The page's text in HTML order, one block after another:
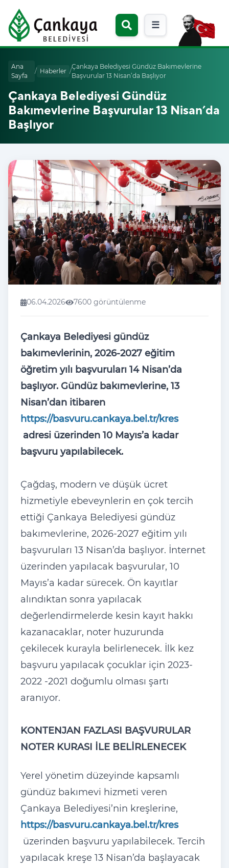
☰
Ana
Sayfa
/ Haberler /
Çankaya Belediyesi Gündüz Bakımevlerine
Başvurular 13 Nisan’da Başlıyor
Çankaya Belediyesi Gündüz
Bakımevlerine Başvurular 13 Nisan’da
Başlıyor
06.04.2026 7600 görüntülenme
Çankaya Belediyesi gündüz
bakımevlerinin, 2026-2027 eğitim
öğretim yılı başvuruları 14 Nisan’da
başlıyor. Gündüz bakımevlerine, 13
Nisan’dan itibaren
https://basvuru.cankaya.bel.tr/kres
adresi üzerinden 10 Mayıs’a kadar
başvuru yapılabilecek.
Çağdaş, modern ve düşük ücret
hizmetiyle ebeveynlerin en çok tercih
ettiği Çankaya Belediyesi gündüz
bakımevlerine, 2026-2027 eğitim yılı
başvuruları 13 Nisan’da başlıyor. İnternet
üzerinden yapılacak başvurular, 10
Mayıs’a kadar sürecek. Ön kayıtlar
alındıktan sonra yapılacak
değerlendirmelerde kesin kayıt hakkı
kazanacaklar, noter huzurunda
çekilecek kurayla belirlenecek. İlk kez
başvuru yapılacak çocuklar için 2023-
2022 -2021 doğumlu olması şartı
aranıyor.
KONTENJAN FAZLASI BAŞVURULAR
NOTER KURASI İLE BELİRLENECEK
Yerel yönetim düzeyinde kapsamlı
gündüz bakımevi hizmeti veren
Çankaya Belediyesi’nin kreşlerine,
https://basvuru.cankaya.bel.tr/kres
üzerinden başvuru yapılabilecek. Tercih
yapılacak kreşe 13 Nisan’da başlayacak